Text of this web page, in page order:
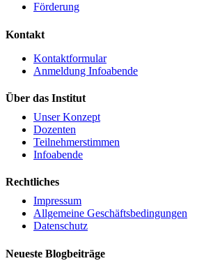
Förderung
Kontakt
Kontaktformular
Anmeldung Infoabende
Über das Institut
Unser Konzept
Dozenten
Teilnehmerstimmen
Infoabende
Rechtliches
Impressum
Allgemeine Geschäftsbedingungen
Datenschutz
Neueste Blogbeiträge